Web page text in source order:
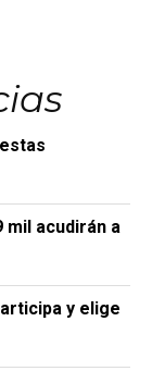
mil acudirán a
y elige